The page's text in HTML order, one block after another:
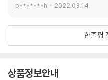
p*******h 2022.03.14.
한줄평
상품정보안내